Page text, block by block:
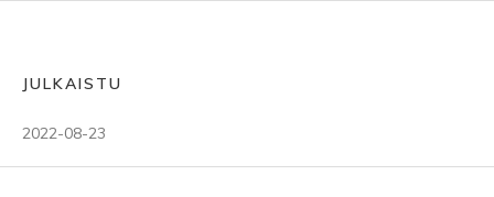
JULKAISTU
2022-08-23